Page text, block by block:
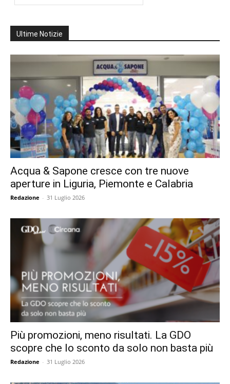
Ultime Notizie
Acqua & Sapone cresce con tre nuove
aperture in Liguria, Piemonte e Calabria
Redazione - 31 Luglio 2026
Più promozioni, meno risultati. La GDO
scopre che lo sconto da solo non basta più
Redazione - 31 Luglio 2026